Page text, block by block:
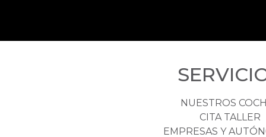
NUESTROS
CITA TALLER
EMPRESAS Y